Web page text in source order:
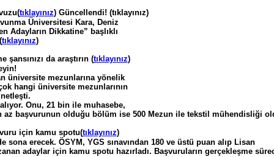
tıklayınız) Güncellendi! (tıklayınız)
Üniversitesi Kara, Deniz
Adayların Dikkatine” başlıklı
tıklayınız)
da araştırın (tıklayınız)
üniversite mezunlarına yönelik
hangi üniversite mezunlarının
Onu, 21 bin ile muhasebe,
başvurunun olduğu bölüm ise 500 Mezun ile tekstil mühendisliği
için kamu spotu(tıklayınız)
sona erecek. ÖSYM, YGS sınavından 180 ve üstü puan alıp Lisan
adaylar için kamu spotu hazırladı. Başvuruların gerçekleşme